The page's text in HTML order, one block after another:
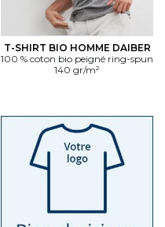
T-SHIRT BIO HOMME DAIBER
100 % coton bio peigné ring-spun
140 gr/m²